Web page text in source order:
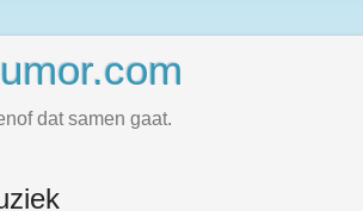
dat samen gaat.